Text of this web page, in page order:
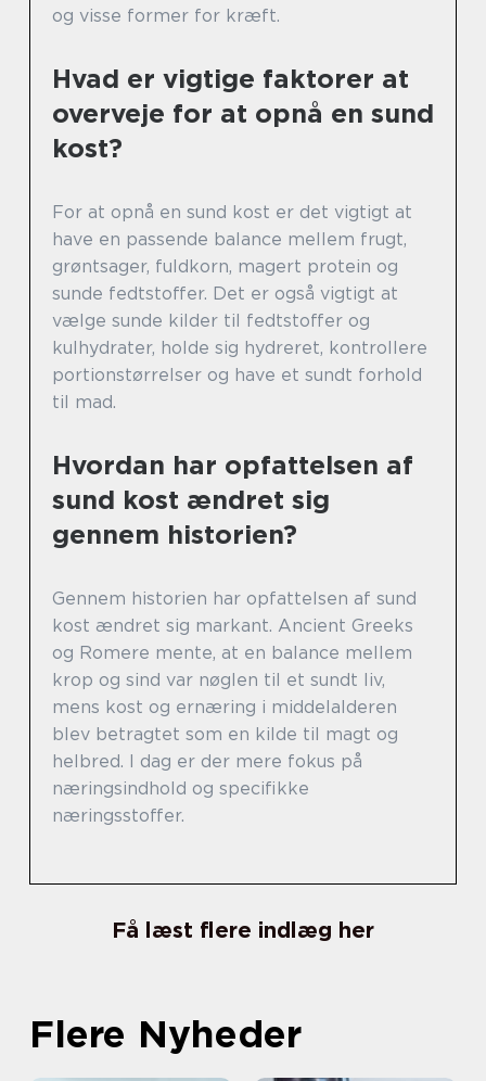
og visse former for kræft.
Hvad er vigtige faktorer at
overveje for at opnå en sund
kost?
For at opnå en sund kost er det vigtigt at
have en passende balance mellem frugt,
grøntsager, fuldkorn, magert protein og
sunde fedtstoffer. Det er også vigtigt at
vælge sunde kilder til fedtstoffer og
kulhydrater, holde sig hydreret, kontrollere
portionstørrelser og have et sundt forhold
til mad.
Hvordan har opfattelsen af
sund kost ændret sig
gennem historien?
Gennem historien har opfattelsen af sund
kost ændret sig markant. Ancient Greeks
og Romere mente, at en balance mellem
krop og sind var nøglen til et sundt liv,
mens kost og ernæring i middelalderen
blev betragtet som en kilde til magt og
helbred. I dag er der mere fokus på
næringsindhold og specifikke
næringsstoffer.
Få læst flere indlæg her
Flere Nyheder